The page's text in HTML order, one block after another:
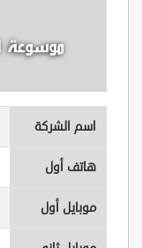
اسم الشركة
هاتف أول
موبايل أول